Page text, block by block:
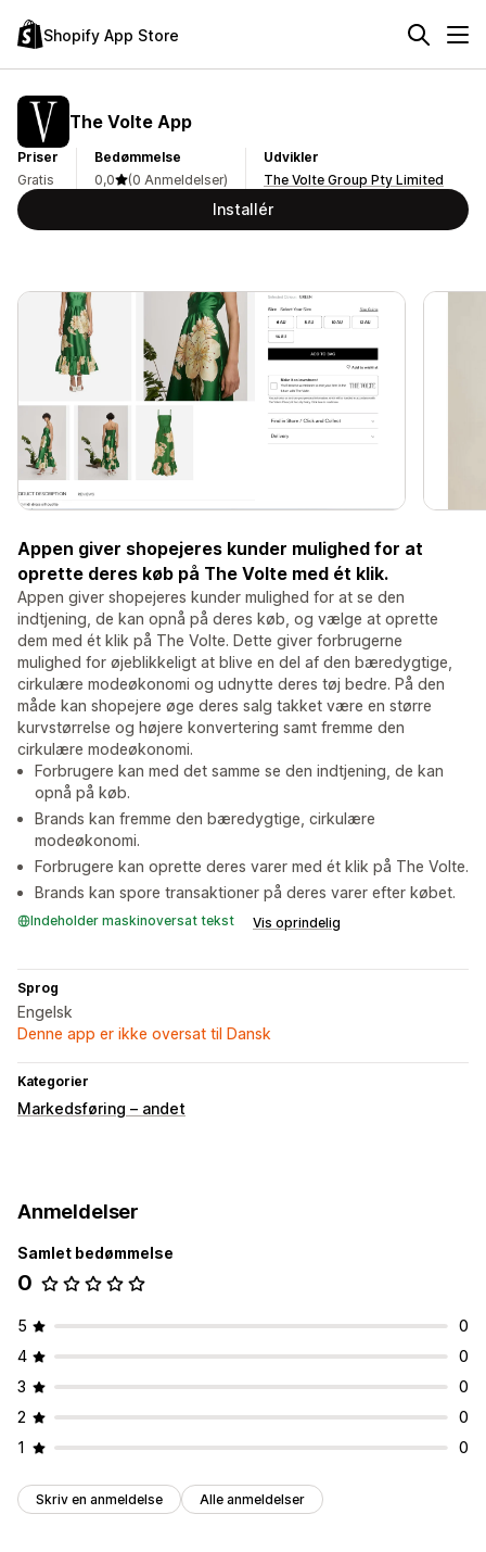
Shopify App Store
The Volte App
Priser
Gratis
Bedømmelse
0,0
(0 Anmeldelser)
Udvikler
The Volte Group Pty Limited
Installér
Appen giver shopejeres kunder mulighed for at
oprette deres køb på The Volte med ét klik.
Appen giver shopejeres kunder mulighed for at se den
indtjening, de kan opnå på deres køb, og vælge at oprette
dem med ét klik på The Volte. Dette giver forbrugerne
mulighed for øjeblikkeligt at blive en del af den bæredygtige,
cirkulære modeøkonomi og udnytte deres tøj bedre. På den
måde kan shopejere øge deres salg takket være en større
kurvstørrelse og højere konvertering samt fremme den
cirkulære modeøkonomi.
Forbrugere kan med det samme se den indtjening, de kan
opnå på køb.
Brands kan fremme den bæredygtige, cirkulære
modeøkonomi.
Forbrugere kan oprette deres varer med ét klik på The Volte.
Brands kan spore transaktioner på deres varer efter købet.
Indeholder maskinoversat tekst Vis oprindelig
Sprog
Engelsk
Denne app er ikke oversat til Dansk
Kategorier
Markedsføring – andet
Anmeldelser
Samlet bedømmelse
0
5
0
4
0
3
0
2
0
1
0
Skriv en anmeldelse Alle anmeldelser